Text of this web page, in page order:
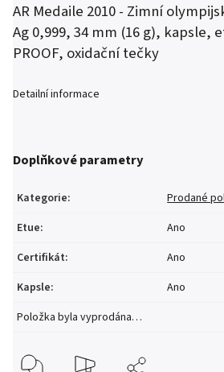
AR Medaile 2010 - Zimní
Ag 0,999, 34 mm (16 g), kapsle,
PROOF, oxidační tečky
Detailní informace
Doplňkové parametry
Kategorie:
Prodané
Etue:
Ano
Certifikát:
Ano
Kapsle:
Ano
Položka byla vyprodána…